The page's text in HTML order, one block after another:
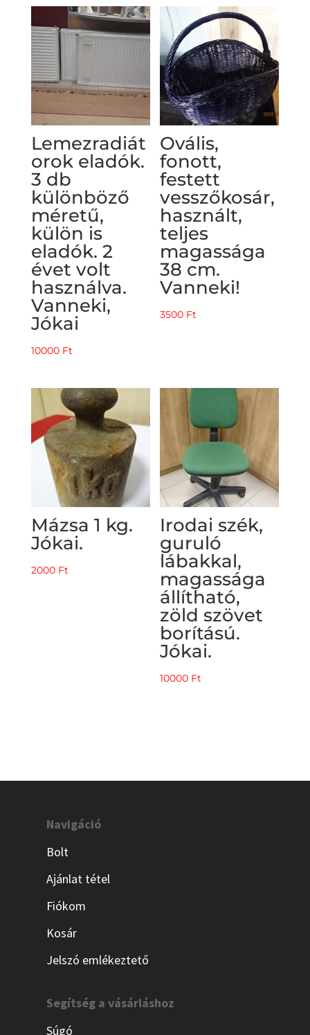
Lemezradiát
orok eladók.
3 db
különböző
méretű,
külön is
eladók. 2
évet volt
használva.
Vanneki,
Jókai
10000 Ft
Ovális,
fonott,
festett
vesszőkosár,
használt,
teljes
magassága
38 cm.
Vanneki!
3500 Ft
Mázsa 1 kg.
Jókai.
2000 Ft
Irodai szék,
guruló
lábakkal,
magassága
állítható,
zöld szövet
borítású.
Jókai.
10000 Ft
Navigáció
Bolt
Ajánlat tétel
Fiókom
Kosár
Jelszó emlékeztető
Segítség a vásárláshoz
Súgó